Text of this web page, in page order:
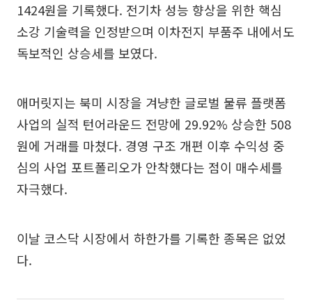
1424원을 기록했다. 전기차 성능 향상을 위한 핵심
소강 기술력을 인정받으며 이차전지 부품주 내에서도
독보적인 상승세를 보였다.
애머릿지는 북미 시장을 겨냥한 글로벌 물류 플랫폼
사업의 실적 턴어라운드 전망에 29.92% 상승한 508
원에 거래를 마쳤다. 경영 구조 개편 이후 수익성 중
심의 사업 포트폴리오가 안착했다는 점이 매수세를
자극했다.
이날 코스닥 시장에서 하한가를 기록한 종목은 없었
다.